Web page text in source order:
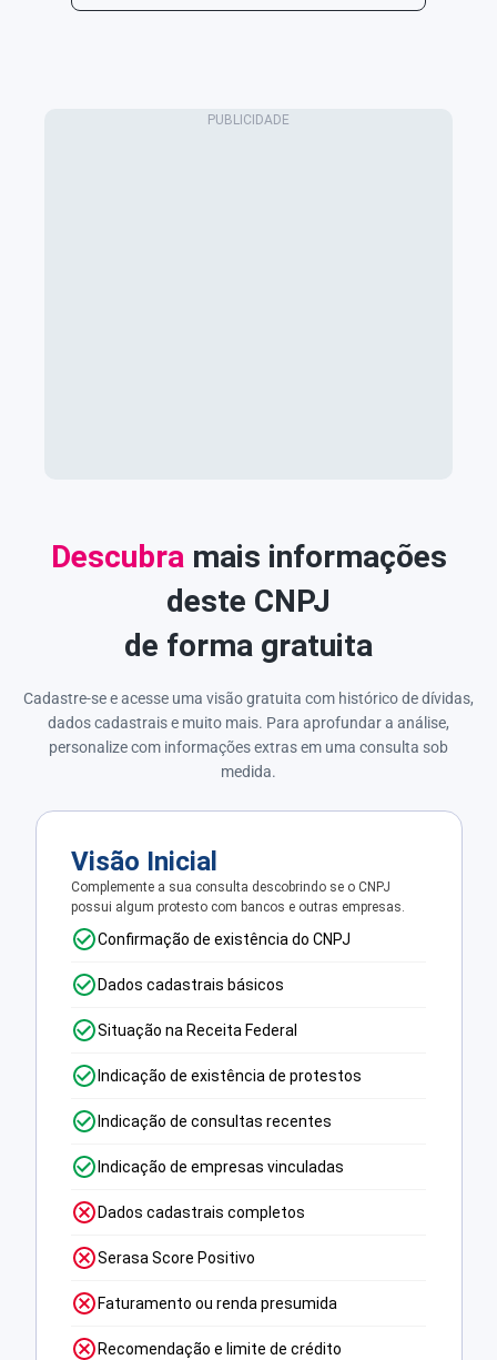
Descubra mais informações
deste CNPJ
de forma gratuita
Cadastre-se e acesse uma visão gratuita com histórico de dívidas,
dados cadastrais e muito mais. Para aprofundar a análise,
personalize com informações extras em uma consulta sob
medida.
Visão Inicial
Complemente a sua consulta descobrindo se o CNPJ
possui algum protesto com bancos e outras empresas.
Confirmação de existência do CNPJ
Dados cadastrais básicos
Situação na Receita Federal
Indicação de existência de protestos
Indicação de consultas recentes
Indicação de empresas vinculadas
Dados cadastrais completos
Serasa Score Positivo
Faturamento ou renda presumida
Recomendação e limite de crédito